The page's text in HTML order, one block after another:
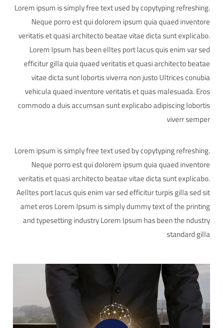
Lorem ipsum is simply free text used by copytyping refreshing.
Neque porro est qui dolorem ipsum quia quaed inventore
veritatis et quasi architecto beatae vitae dicta sunt explicabo.
Lorem Ipsum has been elltes port lacus quis enim var sed
efficitur gilla quia quaed veritatis et quasi architecto beatae
vitae dicta sunt lobortis viverra non justo Ultrices conubia
vehicula quaed inventore veritatis et quas malesuada. Eros
commodo a duis accumsan sunt explicabo adipiscing lobortis
viverr semper
Lorem ipsum is simply free text used by copytyping refreshing.
Neque porro est qui dolorem ipsum quia quaed inventore
veritatis et quasi architecto beatae vitae dicta sunt explicabo.
Aelltes port lacus quis enim var sed efficitur turpis gilla sed sit
amet eros Lorem Ipsum is simply dummy text of the printing
and typesetting industry Lorem Ipsum has been the ndustry
standard gilla